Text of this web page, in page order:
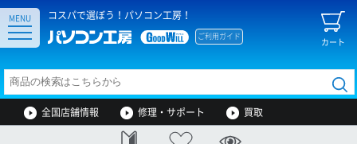
コスパで選ぼう！パソコン工房！
カート
ご利用ガイド
MENU
全国店舗情報 修理・サポート 買取